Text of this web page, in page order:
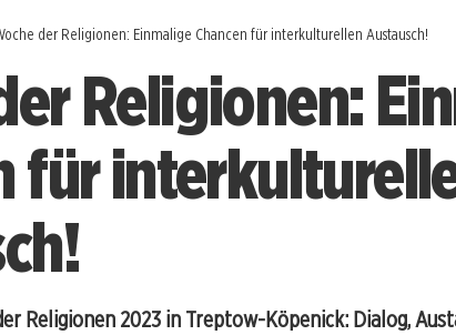
der Religionen: Einmalige Chancen für interkulturellen Austausch!
Religionen:
für
Religionen 2023 in Treptow-Köpenick: Dialog,